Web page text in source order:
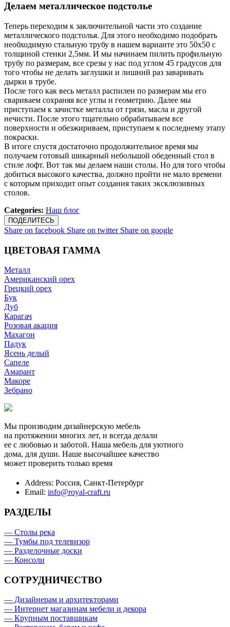
Делаем металлическое подстолье
Теперь переходим к заключительной части это создание
металлического подстолья. Для этого необходимо подобрать
необходимую стальную трубу в нашем варианте это 50х50 с
толщиной стенки 2,5мм. И мы начинаем пилить профильную
трубу по размерам, все срезы у нас под углом 45 градусов для
того чтобы не делать заглушки и лишний раз заваривать
дырки в трубе.
После того как весь металл распилен по размерам мы его
свариваем сохраняя все углы и геометрию. Далее мы
приступаем к зачистке металла от грязи, масла и другой
нечисти. После этого тщательно обрабатываем все
поверхности и обезжириваем, приступаем к последнему этапу
покраски.
В итоге спустя достаточно продолжительное время мы
получаем готовый шикарный небольшой обеденный стол в
стиле лофт. Вот так мы делаем наши столы. Но для того чтобы
добиться высокого качества, должно пройти не мало времени
с которым приходит опыт создания таких эксклюзивных
столов.
Categories: Наш блог
ПОДЕЛИТЕСЬ
Share on facebook Share on twitter Share on google
ЦВЕТОВАЯ ГАММА
Металл
Американский орех
Грецкий орех
Бук
Дуб
Карагач
Розовая акация
Махагон
Падук
Ясень делый
Сапеле
Амарант
Макоре
Зебрано
Мы производим дизайнерскую мебель
на протяжении многих лет, и всегда делали
ее с любовью и заботой. Наша мебель для уютного
дома, для души. Наше высочайшее качество
может проверить только время
Address: Россия, Санкт-Петербург
Email: info@royal-craft.ru
РАЗДЕЛЫ
— Столы река
— Тумбы под телевизор
— Разделочные доски
— Консоли
СОТРУДНИЧЕСТВО
— Дизайнерам и архитекторами
— Интернет магазинам мебели и декора
— Крупным поставщикам